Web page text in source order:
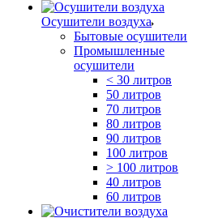
Осушители воздуха
Бытовые осушители
Промышленные
осушители
< 30 литров
50 литров
70 литров
80 литров
90 литров
100 литров
> 100 литров
40 литров
60 литров